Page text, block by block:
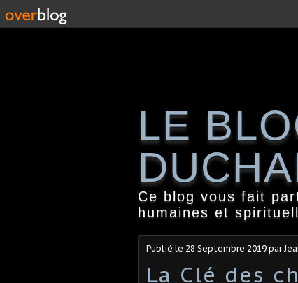
LE
Ce blog vous fait
humaines et
Publié le 28 Septembre 2019 par
La Clé des